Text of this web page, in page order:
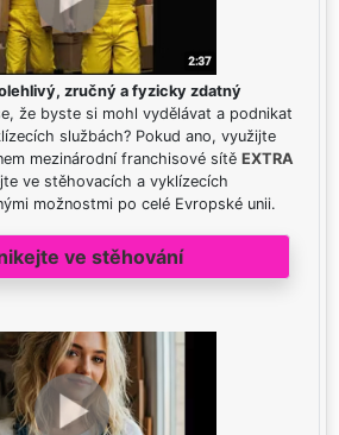
zručný a fyzicky zdatný
že byste si mohl vydělávat a podnikat
službách? Pokud ano, využijte
mezinárodní franchisové sítě EXTRA
ve stěhovacích a vyklízecích
možnostmi po celé Evropské unii.
ve stěhování